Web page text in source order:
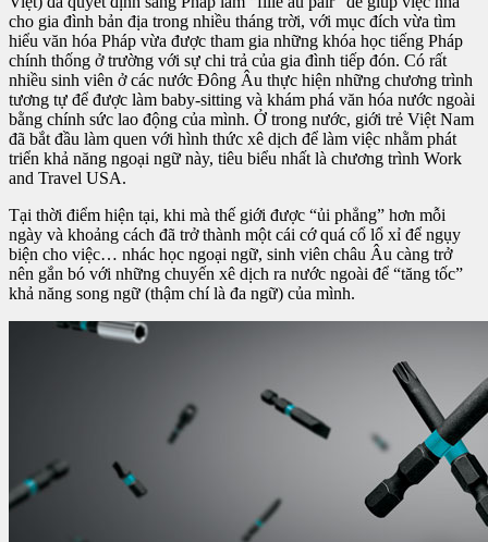
cho gia đình bản địa trong nhiều tháng trời, với mục đích vừa tìm
hiểu văn hóa Pháp vừa được tham gia những khóa học tiếng Pháp
chính thống ở trường với sự chi trả của gia đình tiếp đón. Có rất
nhiều sinh viên ở các nước Đông Âu thực hiện những chương trình
tương tự để được làm baby-sitting và khám phá văn hóa nước ngoài
bằng chính sức lao động của mình. Ở trong nước, giới trẻ Việt Nam
đã bắt đầu làm quen với hình thức xê dịch để làm việc nhằm phát
triển khả năng ngoại ngữ này, tiêu biểu nhất là chương trình Work
and Travel USA.
Tại thời điểm hiện tại, khi mà thế giới được “ủi phẳng” hơn mỗi
ngày và khoảng cách đã trở thành một cái cớ quá cổ lổ xỉ để ngụy
biện cho việc… nhác học ngoại ngữ, sinh viên châu Âu càng trở
nên gắn bó với những chuyến xê dịch ra nước ngoài để “tăng tốc”
khả năng song ngữ (thậm chí là đa ngữ) của mình.